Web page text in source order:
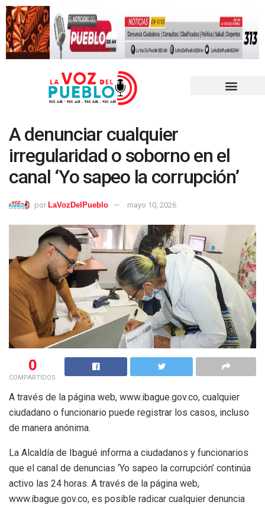
A denunciar cualquier
irregularidad o soborno en el
canal ‘Yo sapeo la corrupción’
por LaVozDelPueblo mayo 10, 2026
0
COMPARTIDOS
A través de la página web, www.ibague.gov.co, cualquier
ciudadano o funcionario puede registrar los casos, incluso
de manera anónima.
La Alcaldía de Ibagué informa a ciudadanos y funcionarios
que el canal de denuncias ‘Yo sapeo la corrupción’ continúa
activo las 24 horas. A través de la página web,
www.ibague.gov.co, es posible radicar cualquier denuncia